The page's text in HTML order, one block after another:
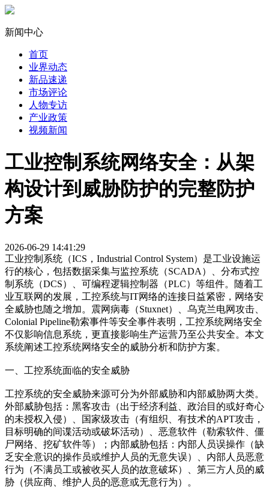
新闻中心
首页
业界动态
新品速递
市场评论
人物专访
产业政策
视频新闻
工业控制系统网络安全：从架
构设计到威胁防护的完整防护
方案
2026-06-29 14:41:29
工业控制系统（ICS，Industrial Control System）是工业设施运
行的核心，包括数据采集与监控系统（SCADA）、分布式控
制系统（DCS）、可编程逻辑控制器（PLC）等组件。随着工
业互联网的发展，工控系统与IT网络的连接日益紧密，网络安
全威胁也随之增加。震网病毒（Stuxnet）、乌克兰电网攻击、
Colonial Pipeline勒索事件等安全事件表明，工控系统网络安全
不仅影响信息系统，更直接影响生产运营乃至公共安全。本文
系统阐述工控系统网络安全的威胁分析和防护方案。
一、工控系统面临的安全威胁
工控系统的安全威胁来源可分为外部威胁和内部威胁两大类。
外部威胁包括：黑客攻击（出于经济利益、政治目的或好奇心
的未授权入侵）、国家级攻击（有组织、有技术的APT攻击，
目标明确的间谍活动或破坏活动）、恶意软件（勒索软件、僵
尸网络、挖矿软件等）；内部威胁包括：内部人员误操作（缺
乏安全意识的操作员或维护人员的无意失误）、内部人员恶意
行为（不满员工或被收买人员的故意破坏）、第三方人员的威
胁（供应商、维护人员的恶意或无意行为）。